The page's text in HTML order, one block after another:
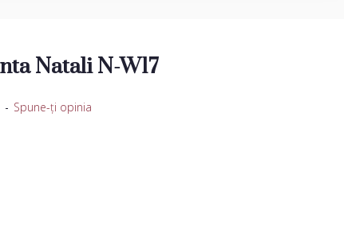
Natali N-W17
- Spune-ţi opinia